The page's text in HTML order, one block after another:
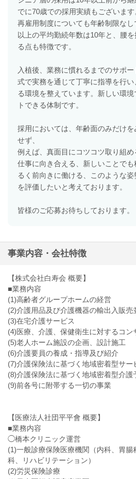
でに70歳での採用実績もございます
再雇用制度についても年齢制限な
以上の平均勤続年数は10年と、腰
る点も特徴です。
入植後、業務に慣れるまでのサポ
式で実務を通じて丁寧に指導を行い
る環境を整えています。新しい環
トできる体制です。
採用においては、年齢面のみだけ
せず、
例えば、真面目にコツコツ取り組
仕事に向き合える、新しいことで
るく前向きに働ける、このような
を評価したいと考えております。
皆様のご応募お待ちしております。
事業内容・会社特徴
【株式会社白寿会 概要】
■業務内容
(1)高齢者グループホームの経営
(2)介護用品及び介護機器の輸出入販売
(3)在宅介護サービス
(4)医療、介護、保健衛生に対するコン
(5)老人ホーム施設の企画、設計施工
(6)介護要員の養成・指導及び紹介
(7)介護保険法に基づく地域密着型サー
(8)介護保険法に基づく地域密着型介護
(9)前各号に附帯する一切の事業
【医療法人社団平平會 概要】
■業務内容
◯橋本クリニック運営
(1)一般診療保険医療機関（内科、胃
科、リハビリテーション）
(2)労災保険診療